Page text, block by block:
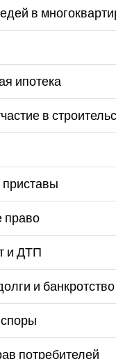
в
ипотека
в
право
и ДТП
и банкротство
потребителей